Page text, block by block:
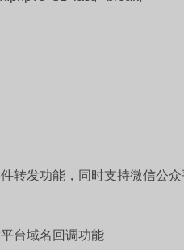
转发功能，同时支持微信公众
台域名回调功能